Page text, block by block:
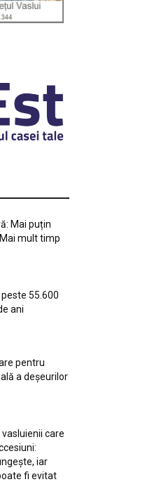
Mai puțin
mult timp
55.600
ani
pentru
a deșeurilor
care
iar
fi evitat